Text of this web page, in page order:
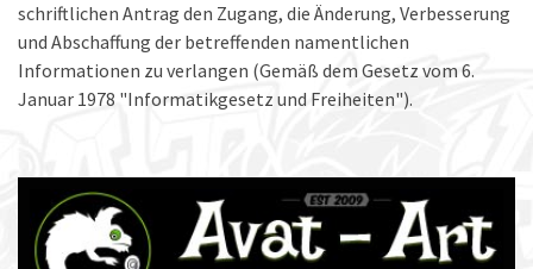
schriftlichen Antrag den Zugang, die Änderung, Verbesserung
und Abschaffung der betreffenden namentlichen
Informationen zu verlangen (Gemäß dem Gesetz vom 6.
Januar 1978 "Informatikgesetz und Freiheiten").